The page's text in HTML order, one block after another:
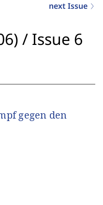
next Issue
/ Issue 6
gegen den